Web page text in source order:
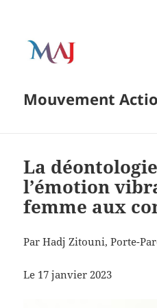
Mouvement
La
l’émotion
femme aux
Par Hadj Zitouni, Porte-
Le 17 janvier 2023